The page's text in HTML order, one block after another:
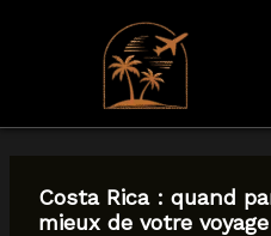
Aller
contenuCosta Rica : quand
mieux de votre